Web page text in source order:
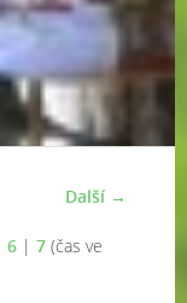
Další →
6 | 7 (čas ve